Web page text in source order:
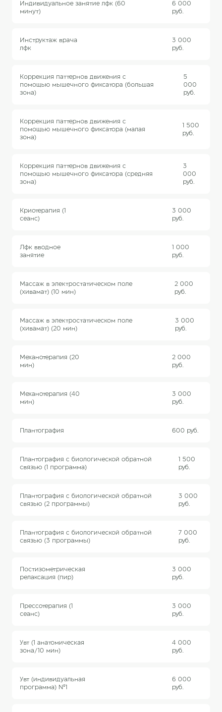
Индивидуальное занятие лфк (60
минут)
6 000
руб.
Инструктаж врача
лфк
3 000
руб.
Коррекция паттернов движения с
помощью мышечного фиксатора (большая
зона)
5
000
руб.
Коррекция паттернов движения с
помощью мышечного фиксатора (малая
зона)
1 500
руб.
Коррекция паттернов движения с
помощью мышечного фиксатора (средняя
зона)
3
000
руб.
Криотерапия (1
сеанс)
3 000
руб.
Лфк вводное
занятие
1 000
руб.
Массаж в электростатическом поле
(хивамат) (10 мин)
2 000
руб.
Массаж в электростатическом поле
(хивамат) (20 мин)
3 000
руб.
Механотерапия (20
мин)
2 000
руб.
Механотерапия (40
мин)
3 000
руб.
Плантография 600 руб.
Плантография с биологической обратной
связью (1 программа)
1 500
руб.
Плантография с биологической обратной
связью (2 программы)
3 000
руб.
Плантография с биологической обратной
связью (3 программы)
7 000
руб.
Постизометрическая
релаксация (пир)
3 000
руб.
Прессотерапия (1
сеанс)
3 000
руб.
Увт (1 анатомическая
зона/10 мин)
4 000
руб.
Увт (индивидуальная
программа) №1
6 000
руб.